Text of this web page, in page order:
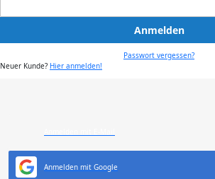
Anmelden
Passwort vergessen?
Neuer Kunde? Hier anmelden!
Anmelden mit Google